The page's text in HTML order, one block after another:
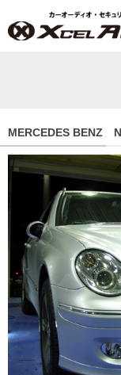
MERCEDES BENZ